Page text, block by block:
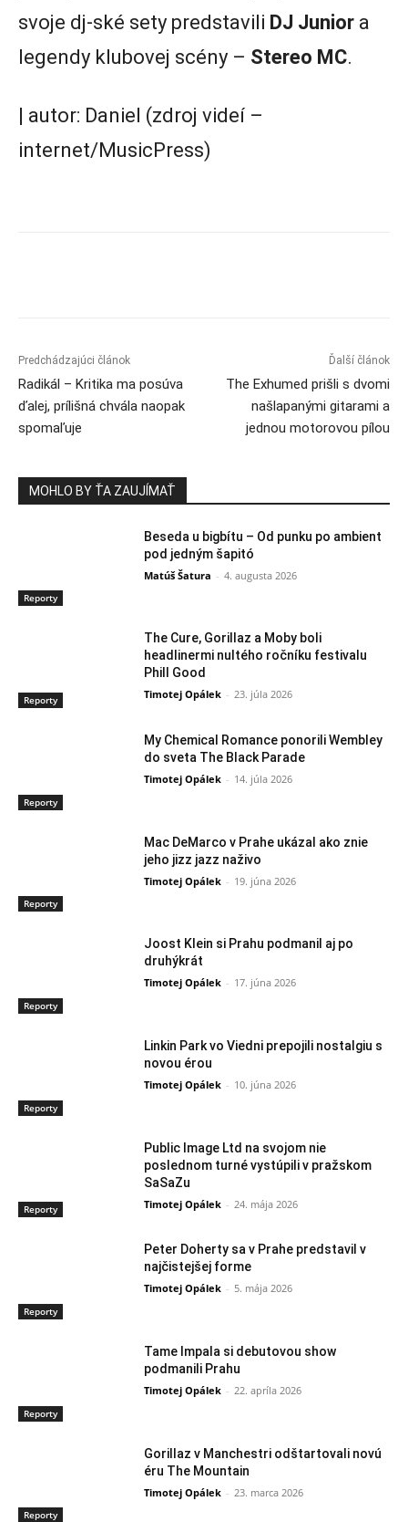
svoje dj-ské sety predstavili DJ Junior a
legendy klubovej scény – Stereo MC.
| autor: Daniel (zdroj videí –
internet/MusicPress)
Predchádzajúci článok
Radikál – Kritika ma posúva
ďalej, prílišná chvála naopak
spomaľuje
Ďalší článok
The Exhumed prišli s dvomi
našlapanými gitarami a
jednou motorovou pílou
MOHLO BY ŤA ZAUJÍMAŤ
Reporty
Beseda u bigbítu – Od punku po ambient
pod jedným šapitó
Matúš Šatura - 4. augusta 2026
Reporty
The Cure, Gorillaz a Moby boli
headlinermi nultého ročníku festivalu
Phill Good
Timotej Opálek - 23. júla 2026
Reporty
My Chemical Romance ponorili Wembley
do sveta The Black Parade
Timotej Opálek - 14. júla 2026
Reporty
Mac DeMarco v Prahe ukázal ako znie
jeho jizz jazz naživo
Timotej Opálek - 19. júna 2026
Reporty
Joost Klein si Prahu podmanil aj po
druhýkrát
Timotej Opálek - 17. júna 2026
Reporty
Linkin Park vo Viedni prepojili nostalgiu s
novou érou
Timotej Opálek - 10. júna 2026
Reporty
Public Image Ltd na svojom nie
poslednom turné vystúpili v pražskom
SaSaZu
Timotej Opálek - 24. mája 2026
Reporty
Peter Doherty sa v Prahe predstavil v
najčistejšej forme
Timotej Opálek - 5. mája 2026
Reporty
Tame Impala si debutovou show
podmanili Prahu
Timotej Opálek - 22. apríla 2026
Reporty
Gorillaz v Manchestri odštartovali novú
éru The Mountain
Timotej Opálek - 23. marca 2026